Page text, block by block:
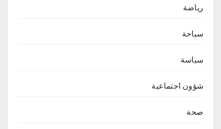
رياضة
سياحة
سياسة
شؤون اجتماعية
صحة